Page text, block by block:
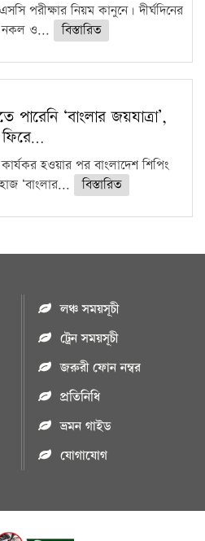
পরীক্ষার নিয়ম কানুনে। দীর্ঘদিনের
নকল ও...
বিস্তারিত
‘বাংলার জয়যাত্রা’,
ফিরে…
কার্যকর হওয়ার পর বাংলাদেশ শিপিং
‘বাংলার...
বিস্তারিত
লঞ্চ সময়সূচী
ট্রেন সময়সূচী
জরুরী ফোন নম্বর
প্রতিনিধি
ভ্রমন গাইড
যোগাযোগ